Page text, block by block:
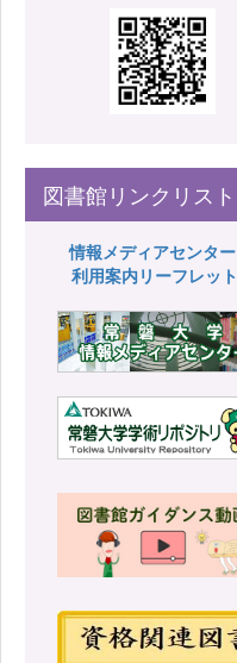
図書館リンクリスト
情報メディアセンター
利用案内リーフレット